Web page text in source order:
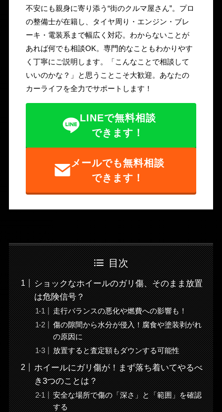
不安にも親身に寄り添う“街のクルマ屋さん”。プロ
の整備士が在籍し、タイヤ周り・エンジン・ブレ
ーキ・電装系まで幅広く対応。わからないことが
あれば何でも相談OK。専門的なこともわかりやす
く丁寧にご説明します。「こんなことで相談して
いいのかな？」と思うことこそ大歓迎。あなたの
カーライフを全力でサポートします！
LINEで無料相談
できます！
メールでも無料相談
できます！
目次
ショックなホイールのガリ傷、そのまま放置
は危険信号？
走行バランスの悪化や燃費への影響も！
傷の隙間から水分が侵入！腐食や塗装剥がれ
の原因に
放置すると査定額もダウンする可能性
ホイールにガリ傷が！まず落ち着いてやるべ
き3つのことは？
安全な場所で傷の「深さ」と「範囲」を確認
する